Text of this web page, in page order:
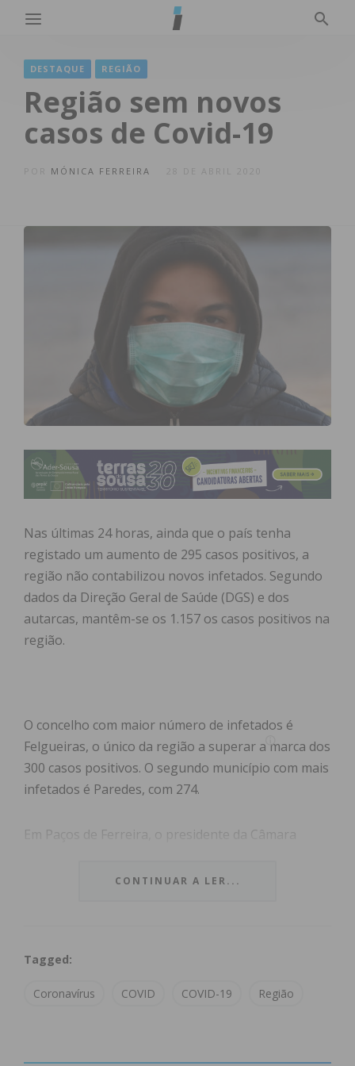
DESTAQUE REGIÃO
Região sem novos
casos de Covid-19
MÓNICA FERREIRA 28 DE ABRIL 2020
Nas últimas 24 horas, ainda que o país tenha
registado um aumento de 295 casos positivos, a
região não contabilizou novos infetados. Segundo
dados da Direção Geral de Saúde (DGS) e dos
autarcas, mantêm-se os 1.157 os casos positivos na
região.
O concelho com maior número de infetados é
Felgueiras, o único da região a superar a marca dos
300 casos positivos. O segundo município com mais
infetados é Paredes, com 274.
Em Paços de Ferreira, o presidente da Câmara
semana que existiam 250 infetados no concelho,
Em Lousada existem atualmente 174 casos de
infeção, enquanto Penafiel regista 143 ocorrências.
CONTINUAR A LER...
Tagged:
Coronavírus COVID COVID-19 Região